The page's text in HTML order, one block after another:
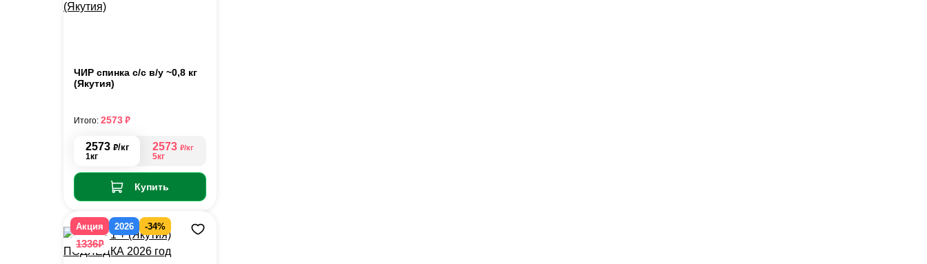
ЧИР спинка с/с в/у ~0,8 кг
(Якутия)
2573 ₽/кг
1кг
2573 ₽/кг
5кг
Купить
Итого: 2573₽
Акция 2026 -34%
1336₽